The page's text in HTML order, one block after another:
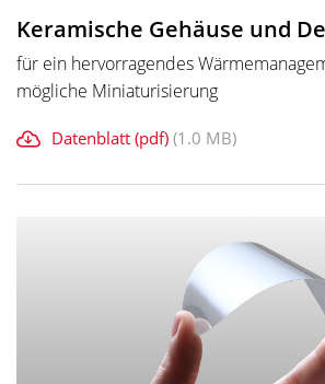
Keramische Gehäuse und
für ein hervorragendes
mögliche Miniaturisierung
Datenblatt (pdf) (1.0 MB)